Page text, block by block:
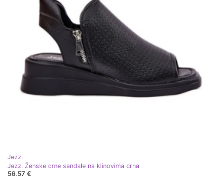
Jezzi
Jezzi Ženske crne sandale na klinovima crna
56,57 €